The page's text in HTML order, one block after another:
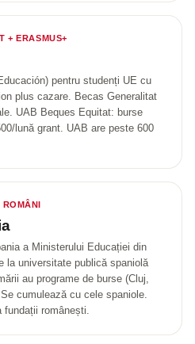
+ ERASMUS+
pentru studenți UE cu
plus cazare. Becas Generalitat
UAB Beques Equitat: burse
lună grant. UAB are peste 600
a Ministerului Educației din
la universitate publică spaniolă
au programe de burse (Cluj,
cumulează cu cele spaniole.
fundații românești.